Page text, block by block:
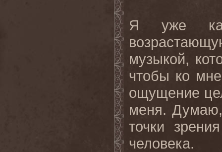
Я уже
музыкой,
чтобы ко
ощущение
меня.
точки
человека.